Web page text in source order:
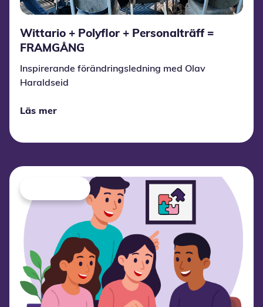
Wittario + Polyflor + Personalträff =
FRAMGÅNG
Inspirerande förändringsledning med Olav
Haraldseid
Läs mer